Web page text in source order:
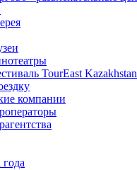
TourEast Kazakhstan
компании